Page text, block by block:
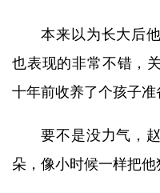
本来以为长大后
也表现的非常不错，
十年前收养了个孩子
要不是没力气，
朵，像小时候一样把他